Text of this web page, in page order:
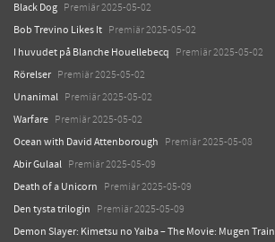
Black Dog Premiär 2025-05-02
Bob Trevino Likes It Premiär 2025-05-02
I huvudet på Blanche Houellebecq Premiär 2025-05-02
Rörelser Premiär 2025-05-02
Unanimal Premiär 2025-05-02
Warfare Premiär 2025-05-02
Ocean with David Attenborough Premiär 2025-05-08
Abir Gulaal Premiär 2025-05-09
Death of a Unicorn Premiär 2025-05-09
Den tysta trilogin Premiär 2025-05-09
Demon Slayer: Kimetsu no Yaiba – The Movie: Mugen Train